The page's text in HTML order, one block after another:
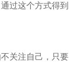
过这个方式得到
关注自己，只要